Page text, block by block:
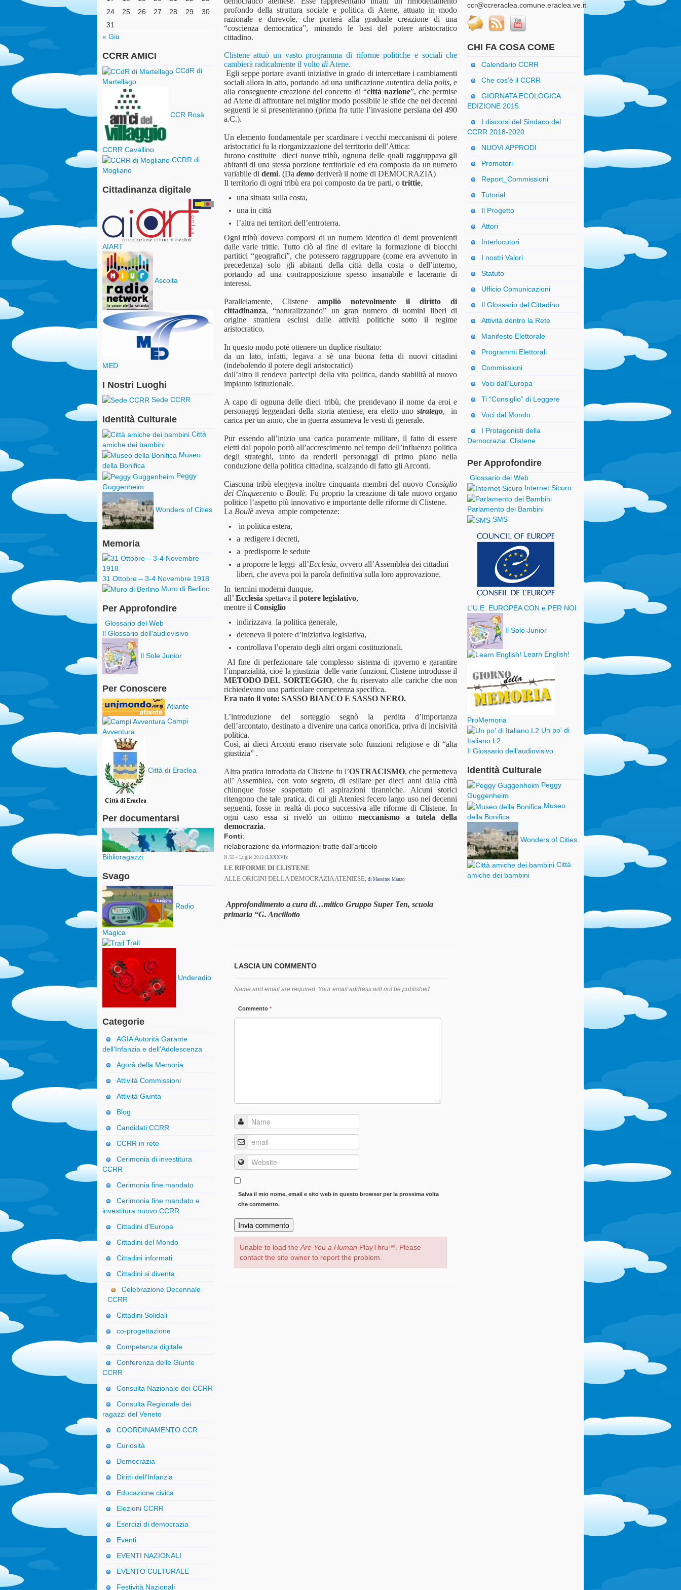
profondo della struttura sociale e politica di Atene, attuato in modo
razionale e durevole, che porterà alla graduale creazione di una
“coscienza democratica”, minando le basi del potere aristocratico
cittadino.
Clistene attuò un vasto programma di riforme politiche e sociali che
cambierà radicalmente il volto diAtene.
Egli seppe portare avanti iniziative in grado di intercettare i cambiamenti
sociali allora in atto, portando ad una unificazione autentica della polis, e
alla conseguente creazione del concetto di “città nazione”, che permise
ad Atene di affrontare nel miglior modo possibile le sfide che nei decenni
seguenti le si presenteranno (prima fra tutte l’invasione persiana del 490
a.C.).
Un elemento fondamentale per scardinare i vecchi meccanismi di potere
aristocratici fu la riorganizzazione del territorio dell’Attica:
furono costituite
dieci nuove tribù, ognuna delle quali raggruppava gli
abitanti di una stessa porzione territoriale ed era composta da un numero
variabile di demi. (Da demoderiverà il nome di DEMOCRAZIA)
Il territorio di ogni tribù era poi composto da tre parti, o trittie,
una situata sulla costa,
una in città
l’altra nei territori dell’entroterra.
Ogni tribù doveva comporsi di un numero identico di demi provenienti
dalle varie trittie. Tutto ciò al fine di evitare la formazione di blocchi
partitici “geografici”, che potessero raggruppare (come era avvenuto in
precedenza) solo gli abitanti della città della costa o dell’interno,
portando ad una contrapposizione spesso insanabile e lacerante di
interessi.
Parallelamente, Clistene ampliò notevolmente il diritto di
cittadinanza, “naturalizzando” un gran numero di uomini liberi di
origine straniera esclusi dalle attività politiche sotto il regime
aristocratico.
In questo modo poté ottenere un duplice risultato:
da un lato, infatti, legava a sè una buona fetta di nuovi cittadini
(indebolendo il potere degli aristocratici)
dall’altro li rendeva partecipi della vita politica, dando stabilità al nuovo
impianto istituzionale.
A capo di ognuna delle dieci tribù, che prendevano il nome da eroi e
personaggi leggendari della storia ateniese, era eletto uno stratego, in
carica per un anno, che in guerra assumeva le vesti di generale.
Pur essendo all’inizio una carica puramente militare, il fatto di essere
eletti dal popolo portò all’accrescimento nel tempo dell’influenza politica
degli strateghi, tanto da renderli personaggi di primo piano nella
conduzione della politica cittadina, scalzando di fatto gli Arconti.
Ciascuna tribù eleggeva inoltre cinquanta membri del nuovo Consiglio
dei Cinquecento oBoulè. Fu proprio la creazione di tale nuovo organo
politico l’aspetto più innovativo e importante delle riforme di Clistene.
La Boulèaveva ampie competenze:
in politica estera,
a redigere i decreti,
a predisporre le sedute
a proporre le leggi all’Ecclesia, ovvero all’Assemblea dei cittadini
liberi, che aveva poi la parola definitiva sulla loro approvazione.
In termini moderni dunque,
all’ Ecclesiaspettava il potere legislativo,
mentre il Consiglio
indirizzava la politica generale,
deteneva il potere d’iniziativa legislativa,
controllava l’operato degli altri organi costituzionali.
Al fine di perfezionare tale complesso sistema di governo e garantire
l’imparzialità, cioè la giustizia delle varie funzioni, Clistene introdusse il
METODO DEL SORTEGGIO, che fu riservato alle cariche che non
richiedevano una particolare competenza specifica.
Era nato il voto: SASSO BIANCO E SASSO NERO.
L’introduzione del sorteggio segnò la perdita d’importanza
dell’arcontato, destinato a divenire una carica onorifica, priva di incisività
politica.
Così, ai dieci Arconti erano riservate solo funzioni religiose e di “alta
giustizia” .
Altra pratica introdotta da Clistene fu l’OSTRACISMO, che permetteva
all’ Assemblea, con voto segreto, di esiliare per dieci anni dalla città
chiunque fosse sospettato di aspirazioni tiranniche. Alcuni storici
ritengono che tale pratica, di cui gli Ateniesi fecero largo uso nei decenni
seguenti, fosse in realtà di poco successiva alle riforme di Clistene. In
ogni caso essa si rivelò un ottimomeccanismo a tutela della
democrazia.
Fonti:
rielaborazione da informazioni tratte dall’articolo
N. 55 – Luglio 2012 (LXXXVI):
LE RIFORME DI CLISTENE
ALLE ORIGINI DELLA DEMOCRAZIA ATENIESE, di Massimo Manzo
Approfondimento a cura di…mitico Gruppo Super Ten, scuola
primaria “G. Ancillotto
LASCIA UN COMMENTO
Name and email are required. Your email address will not be published.
Commento *
Salva il mio nome, email e sito web in questo browser per la prossima volta
che commento.
Unable to load theAre You a Human PlayThru™. Please
contact the site owner to report the problem.
24
25 26 27 28 29
30
31
« Giu
CCRR AMICI
CCdR di
Martellago
CCR Rosà
CCRR Cavallino
CCRR di
Mogliano
Cittadinanza digitale
AIART
Ascolta
MED
I Nostri Luoghi
Sede CCRR
Identità Culturale
Città
amiche dei bambini
Museo
della Bonifica
Peggy
Guggenheim
Wonders of Cities
Memoria
31 Ottobre – 3-4 Novembre 1918
Muro di Berlino
Per Approfondire
Glossario del Web
Il Glossario dell'audiovisivo
Il Sole Junior
Per Conoscere
Atlante
Campi
Avventura
Città di Eraclea
Per documentarsi
Biblioragazzi
Svago
Radio
Magica
Trail
Underadio
Categorie
AGIA Autorità Garante
dell'Infanzia e dell'Adolescenza
Agorà della Memoria
Attività Commissioni
Attività Giunta
Blog
Candidati CCRR
CCRR in rete
Cerimonia di investitura
CCRR
Cerimonia fine mandato
Cerimonia fine mandato e
investitura nuovo CCRR
Cittadini d'Europa
Cittadini del Mondo
Cittadini informati
Cittadini si diventa
Celebrazione Decennale
CCRR
Cittadini Solidali
co-progettazione
Competenza digitale
Conferenza delle Giunte
CCRR
Consulta Nazionale dei CCRR
Consulta Regionale dei
ragazzi del Veneto
COORDINAMENTO CCR
Curiosità
Democrazia
Diritti dell'Infanzia
Educazione civica
Elezioni CCRR
Esercizi di democrazia
Eventi
EVENTI NAZIONALI
EVENTO CULTURALE
Festività Nazionali
ccr@ccreraclea.comune.eraclea.ve.it
CHI FA COSA COME
Calendario CCRR
Che cos’è il CCRR
GIORNATA ECOLOGICA
EDIZIONE 2015
I discorsi del Sindaco del
CCRR 2018-2020
NUOVI APPRODI
Promotori
Report_Commissioni
Tutorial
Il Progetto
Attori
Interlocutori
I nostri Valori
Statuto
Ufficio Comunicazioni
Il Glossario del Cittadino
Attività dentro la Rete
Manifesto Elettorale
Programmi Elettorali
Commissioni
Voci dall’Europa
Ti “Consiglio” di Leggere
Voci dal Mondo
I Protagonisti della
Democrazia: Clistene
Per Approfondire
Glossario del Web
Internet Sicuro
Parlamento dei Bambini
SMS
L'U.E. EUROPEA CON e PER NOI
Il Sole Junior
Learn English!
ProMemoria
Un po' di
Italiano L2
Il Glossario dell'audiovisivo
Identità Culturale
Peggy
Guggenheim
Museo
della Bonifica
Wonders of Cities
Città
amiche dei bambini